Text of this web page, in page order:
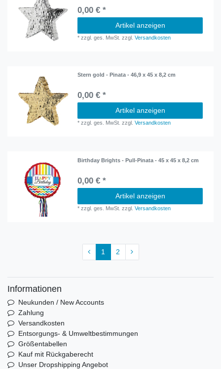
0,00 € *
Artikel anzeigen
*zzgl. ges. MwSt. zzgl.Versandkosten
Stern gold - Pinata - 46,9 x 45 x 8,2 cm
0,00 € *
Artikel anzeigen
*zzgl. ges. MwSt. zzgl.Versandkosten
Birthday Brights - Pull-Pinata - 45 x 45 x 8,2 cm
0,00 € *
Artikel anzeigen
*zzgl. ges. MwSt. zzgl.Versandkosten
1 2
Informationen
Neukunden / New Accounts
Zahlung
Versandkosten
Entsorgungs- & Umweltbestimmungen
Größentabellen
Kauf mit Rückgaberecht
Unser Dropshipping Angebot